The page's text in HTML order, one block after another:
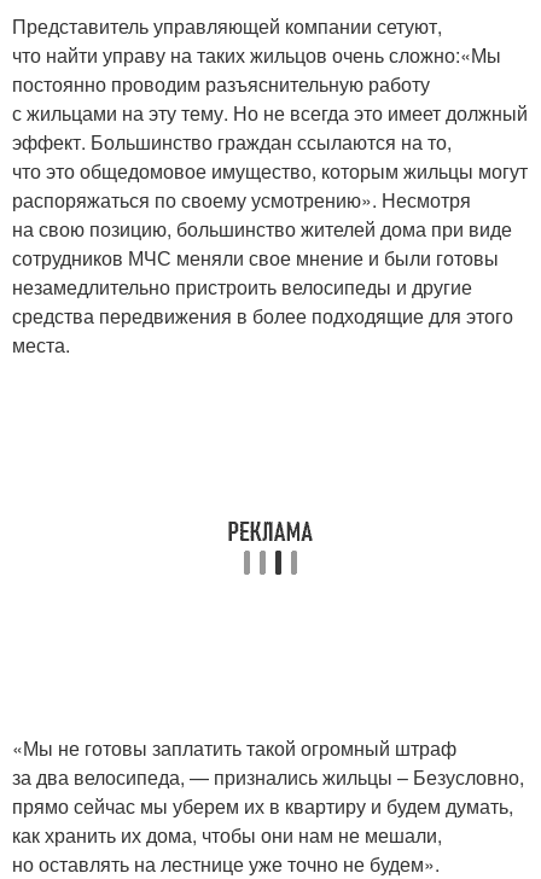
Представитель управляющей компании сетуют,
что найти управу на таких жильцов очень сложно:«Мы
постоянно проводим разъяснительную работу
с жильцами на эту тему. Но не всегда это имеет должный
эффект. Большинство граждан ссылаются на то,
что это общедомовое имущество, которым жильцы могут
распоряжаться по своему усмотрению». Несмотря
на свою позицию, большинство жителей дома при виде
сотрудников МЧС меняли свое мнение и были готовы
незамедлительно пристроить велосипеды и другие
средства передвижения в более подходящие для этого
места.
«Мы не готовы заплатить такой огромный штраф
за два велосипеда, — признались жильцы – Безусловно,
прямо сейчас мы уберем их в квартиру и будем думать,
как хранить их дома, чтобы они нам не мешали,
но оставлять на лестнице уже точно не будем».